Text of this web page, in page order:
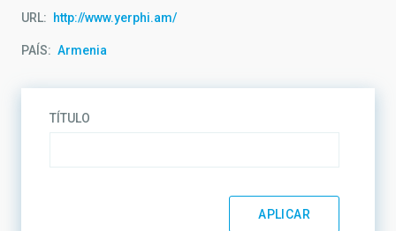
navegación
URL http://www.yerphi.am/
PAÍS Armenia
TÍTULO